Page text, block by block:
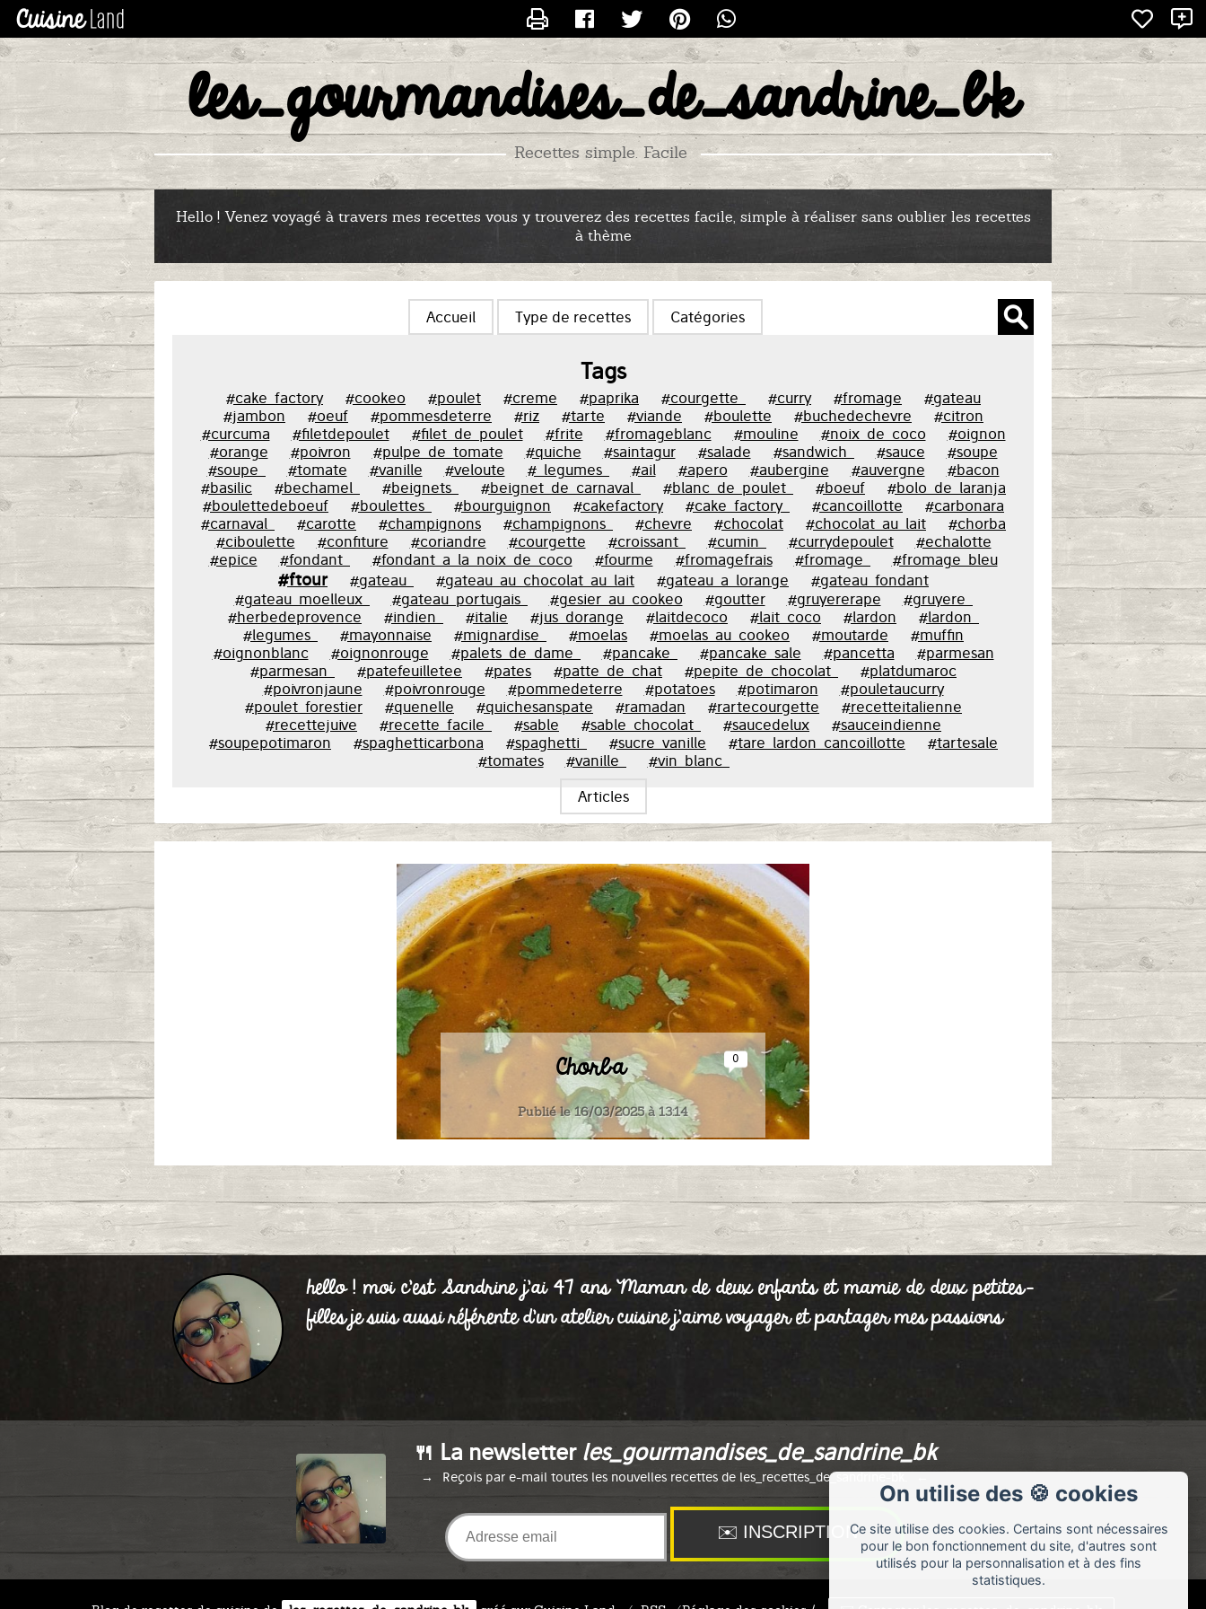
les_gourmandises_de_sandrine_bk
Recettes simple. Facile
Hello ! Venez voyagé à travers mes recettes vous y trouverez des recettes facile, simple à réaliser sans oublier les recettes
à thème
Accueil Type de recettes Catégories
Tags
#cake_factory #cookeo #poulet #creme #paprika #courgette_ #curry #fromage
#gateau
#jambon
#oeuf #pommesdeterre #riz #tarte #viande #boulette #buchedechevre
#citron
#curcuma
#filetdepoulet #filet_de_poulet #frite #fromageblanc #mouline #noix_de_coco
#oignon
#orange
#poivron #pulpe_de_tomate #quiche #saintagur #salade #sandwich_ #sauce
#soupe
#soupe_
#tomate #vanille #veloute #_legumes_ #ail #apero #aubergine #auvergne
#bacon
#basilic
#bechamel_ #beignets_ #beignet_de_carnaval_ #blanc_de_poulet_ #boeuf
#bolo_de_laranja
#boulettedeboeuf
#boulettes_ #bourguignon #cakefactory #cake_factory_ #cancoillotte
#carbonara
#carnaval_
#carotte #champignons #champignons_ #chevre #chocolat #chocolat_au_lait
#chorba
#ciboulette
#confiture #coriandre #courgette #croissant_ #cumin_ #currydepoulet
#echalotte
#epice
#fondant_ #fondant_a_la_noix_de_coco #fourme #fromagefrais #fromage_ #fromage_bleu
#ftour #gateau_ #gateau_au_chocolat_au_lait #gateau_a_lorange
#gateau_fondant
#gateau_moelleux_
#gateau_portugais_ #gesier_au_cookeo #goutter #gruyererape
#gruyere_
#herbedeprovence
#indien_ #italie #jus_dorange #laitdecoco #lait_coco #lardon
#lardon_
#legumes_
#mayonnaise #mignardise_ #moelas #moelas_au_cookeo #moutarde
#muffin
#oignonblanc
#oignonrouge #palets_de_dame_ #pancake_ #pancake_sale #pancetta
#parmesan
#parmesan_
#patefeuilletee #pates #patte_de_chat #pepite_de_chocolat_
#platdumaroc
#poivronjaune
#poivronrouge #pommedeterre #potatoes #potimaron
#pouletaucurry
#poulet_forestier
#quenelle #quichesanspate #ramadan #rartecourgette
#recetteitalienne
#recettejuive
#recette_facile_ #sable #sable_chocolat_ #saucedelux
#sauceindienne
#soupepotimaron
#spaghetticarbona #spaghetti_ #sucre_vanille #tare_lardon_cancoillotte
#tartesale
#tomates
#vanille_
#vin_blanc_
Articles
0
Chorba
Publié le 16/03/2025 à 13:14
hello ! moi c'est Sandrine j'ai 47 ans Maman de deux enfants et mamie de deux petites-
filles je suis aussi référente d'un atelier cuisine j'aime voyager et partager mes passions
On utilise des 🍪 cookies
Ce site utilise des cookies. Certains sont nécessaires
pour le bon fonctionnement du site, d'autres sont
utilisés pour la personnalisation et à des fins
statistiques.
🍴 La newsletter les_gourmandises_de_sandrine_bk
Reçois par e-mail toutes les nouvelles recettes de les_recettes_de_sandrine-bk.
X
CONTACTER
LES_RECETTES_DE_SANDRINE-BK